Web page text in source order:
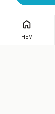
HEM